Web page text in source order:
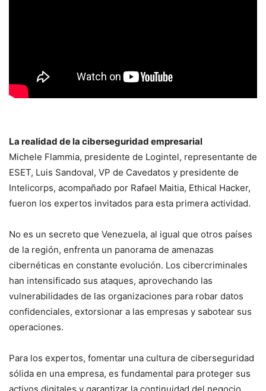
La realidad de la ciberseguridad empresarial
Michele Flammia, presidente de Logintel, representante de
ESET, Luis Sandoval, VP de Cavedatos y presidente de
Intelicorps, acompañado por Rafael Maitia, Ethical Hacker,
fueron los expertos invitados para esta primera actividad.
No es un secreto que Venezuela, al igual que otros países
de la región, enfrenta un panorama de amenazas
cibernéticas en constante evolución. Los cibercriminales
han intensificado sus ataques, aprovechando las
vulnerabilidades de las organizaciones para robar datos
confidenciales, extorsionar a las empresas y sabotear sus
operaciones.
Para los expertos, fomentar una cultura de ciberseguridad
sólida en una empresa, es fundamental para proteger sus